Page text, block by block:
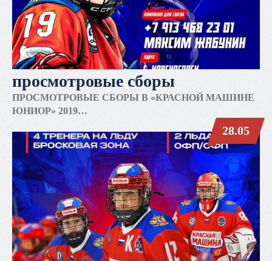
просмотровые сборы
ПРОСМОТРОВЫЕ СБОРЫ В «КРАСНОЙ МАШИНЕ
ЮНИОР» 2019
28.05